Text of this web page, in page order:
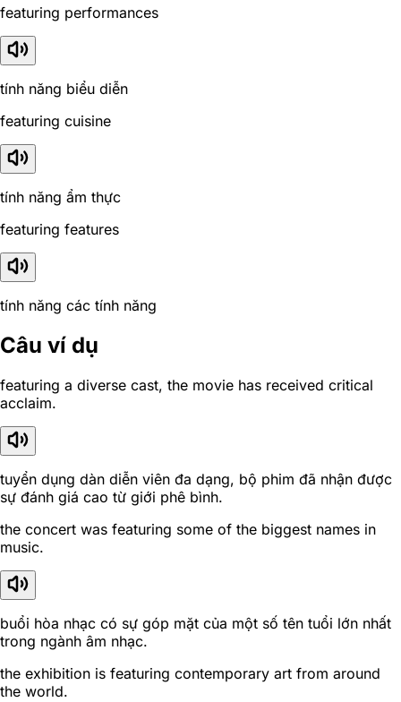
featuring performances
tính năng biểu diễn
featuring cuisine
tính năng ẩm thực
featuring features
tính năng các tính năng
Câu ví dụ
featuring a diverse cast, the movie has received critical
acclaim.
tuyển dụng dàn diễn viên đa dạng, bộ phim đã nhận được
sự đánh giá cao từ giới phê bình.
the concert was featuring some of the biggest names in
music.
buổi hòa nhạc có sự góp mặt của một số tên tuổi lớn nhất
trong ngành âm nhạc.
the exhibition is featuring contemporary art from around
the world.